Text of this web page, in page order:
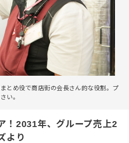
とめ役で商店街の会長さん的な役割。プ
い。
！2031年、グループ売上2
より